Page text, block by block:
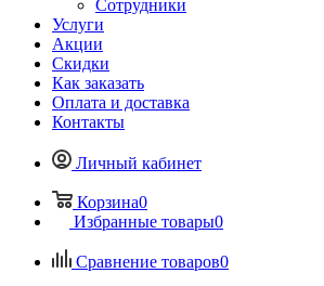
Сотрудники
Услуги
Акции
Скидки
Как заказать
Оплата и доставка
Контакты
Личный кабинет
Корзина0
Избранные товары0
Сравнение товаров0